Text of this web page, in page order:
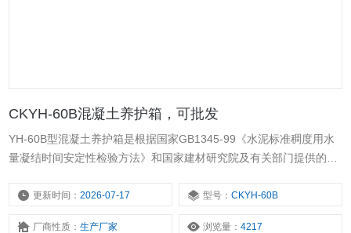
CKYH-60B混凝土养护箱，可批发
YH-60B型混凝土养护箱是根据国家GB1345-99《水泥标准稠度用水
量凝结时间安定性检验方法》和国家建材研究院及有关部门提供的技
门做混凝土、水泥试件凝结养护之用。
更新时间：2026-07-17 型号：CKYH-60B
厂商性质：生产厂家 浏览量：4217